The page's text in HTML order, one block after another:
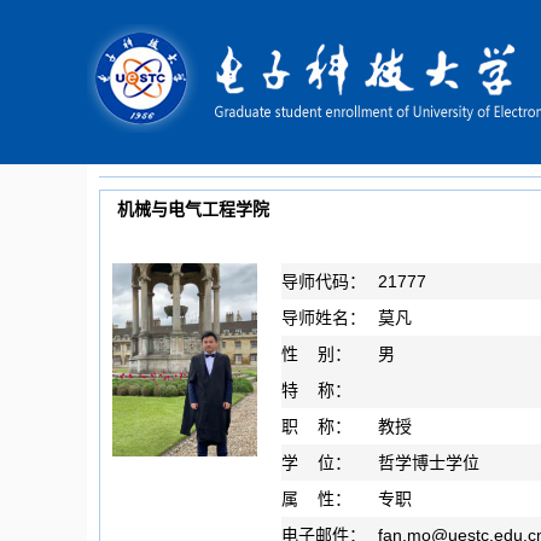
机械与电气工程学院
导师代码：
21777
导师姓名：
莫凡
性 别：
男
特 称：
职 称：
教授
学 位：
哲学博士学位
属 性：
专职
电子邮件：
fan.mo@